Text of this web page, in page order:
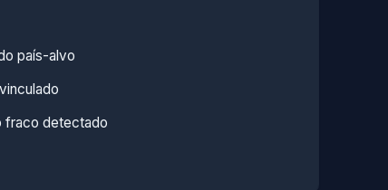
país-alvo
fraco detectado